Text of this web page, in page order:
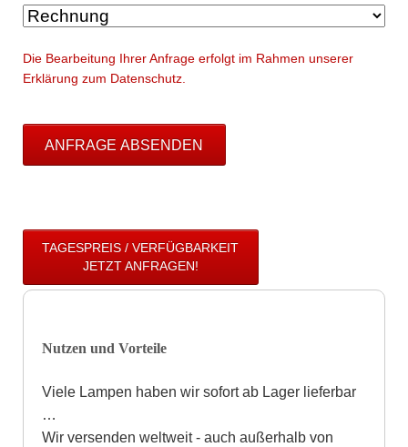
Die Bearbeitung Ihrer Anfrage erfolgt im Rahmen unserer
Erklärung zum Datenschutz.
ANFRAGE ABSENDEN
TAGESPREIS / VERFÜGBARKEIT
JETZT ANFRAGEN!
Nutzen und Vorteile
Viele Lampen haben wir sofort ab Lager lieferbar
…
Wir versenden weltweit - auch außerhalb von